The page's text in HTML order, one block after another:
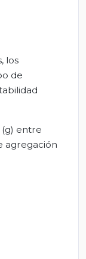
los
de
entre
agregación